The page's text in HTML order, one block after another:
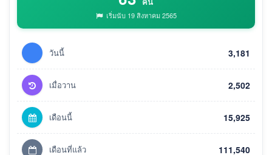
เริ่มนับ 19 สิงหาคม 2565
วันนี้ 3,181
เมื่อวาน 2,502
เดือนนี้ 15,925
เดือนที่แล้ว 111,540